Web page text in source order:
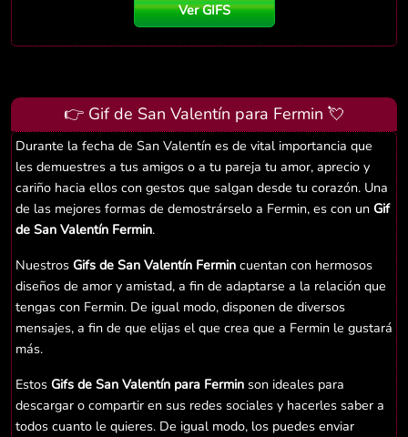
Ver GIFS
👉 Gif de San Valentín para Fermin 💘
Durante la fecha de San Valentín es de vital importancia que
les demuestres a tus amigos o a tu pareja tu amor, aprecio y
cariño hacia ellos con gestos que salgan desde tu corazón. Una
de las mejores formas de demostrárselo a Fermin, es con un Gif
de San Valentín Fermin.
Nuestros Gifs de San Valentín Fermin cuentan con hermosos
diseños de amor y amistad, a fin de adaptarse a la relación que
tengas con Fermin. De igual modo, disponen de diversos
mensajes, a fin de que elijas el que crea que a Fermin le gustará
más.
Estos Gifs de San Valentín para Fermin son ideales para
descargar o compartir en sus redes sociales y hacerles saber a
todos cuanto le quieres. De igual modo, los puedes enviar